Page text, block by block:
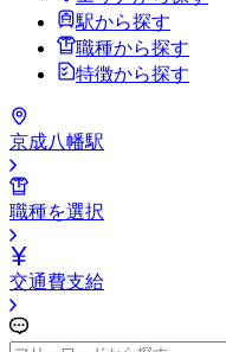
駅から探す
職種から探す
特徴から探す
京成八幡駅
職種を選択
交通費支給